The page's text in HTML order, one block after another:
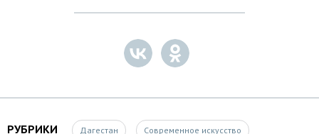
РУБРИКИ Дагестан Современное искусство